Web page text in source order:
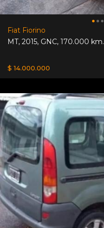
Fiat Fiorino
MT, 2015, GNC, 170.000 km.
$ 14.000.000